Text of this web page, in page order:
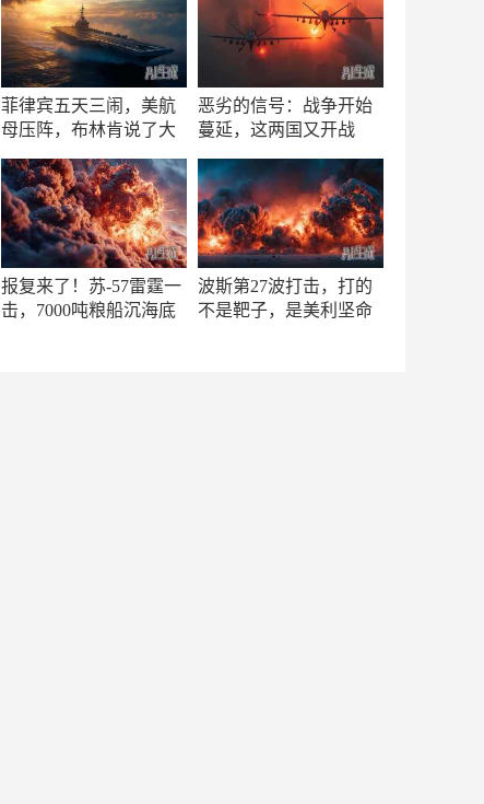
菲律宾五天三闹，美航
母压阵，布林肯说了大
恶劣的信号：战争开始
蔓延，这两国又开战
报复来了！苏-57雷霆一
击，7000吨粮船沉海底
波斯第27波打击，打的
不是靶子，是美利坚命